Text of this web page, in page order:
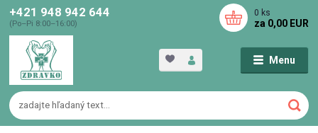
Menu
+421 948 942 644
(Po–Pi 8:00–16:00)
0 ks
za 0,00 EUR